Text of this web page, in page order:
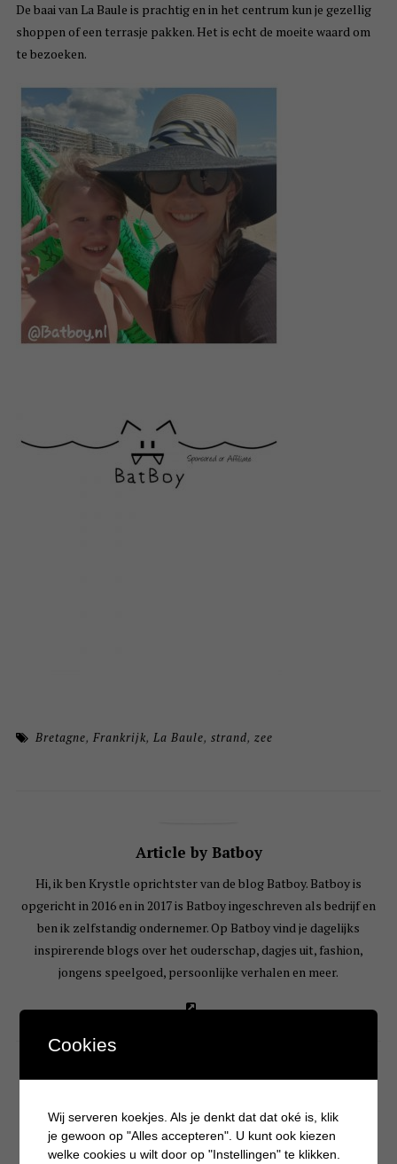
De baai van La Baule is prachtig en in het centrum kun je gezellig
shoppen of een terrasje pakken. Het is echt de moeite waard om
te bezoeken.
Bretagne,Frankrijk,La Baule,strand,zee
Article by Batboy
Hi, ik ben Krystle oprichtster van de blog Batboy. Batboy is
opgericht in 2016 en in 2017 is Batboy ingeschreven als bedrijf en
ben ik zelfstandig ondernemer. Op Batboy vind je dagelijks
inspirerende blogs over het ouderschap, dagjes uit, fashion,
jongens speelgoed, persoonlijke verhalen en meer.
Cookies
Wij serveren koekjes. Als je denkt dat dat oké is, klik
je gewoon op "Alles accepteren". U kunt ook kiezen
welke cookies u wilt door op "Instellingen" te klikken.